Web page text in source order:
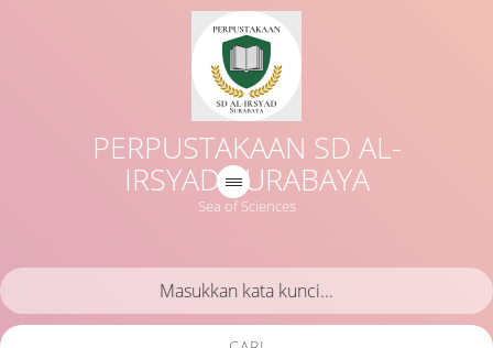
PERPUSTAKAAN SD AL-
IRSYAD SURABAYA
Sea of Sciences